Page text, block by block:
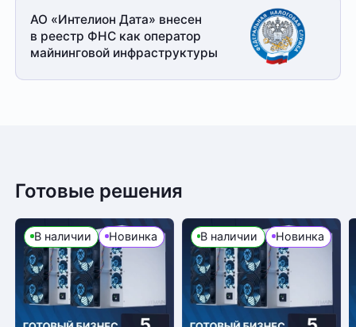
АО «Интелион Дата» внесен
в реестр ФНС как оператор
майнинговой инфраструктуры
Готовые решения
В наличии Новинка В наличии Новинка